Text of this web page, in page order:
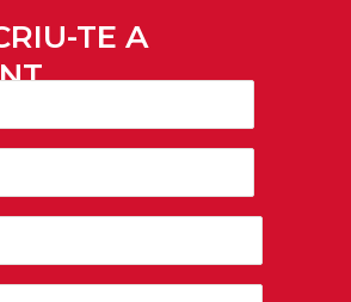
TE A